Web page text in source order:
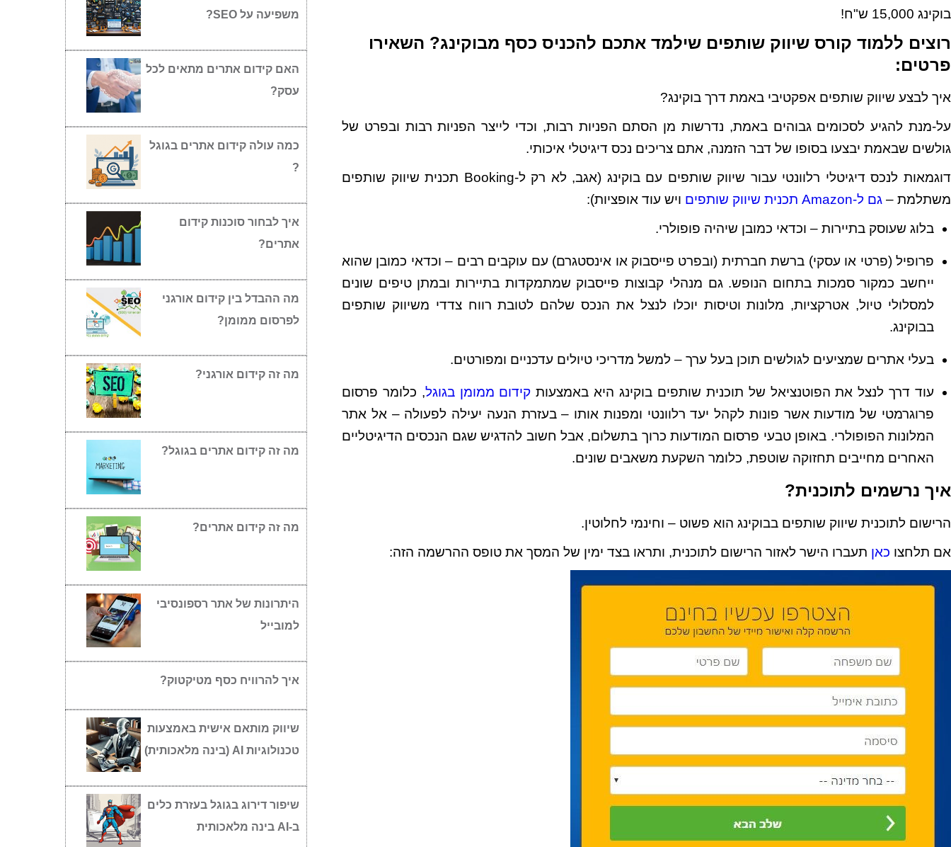
בוקינג 15,000 ש"ח!
רוצים ללמוד קורס שיווק שותפים שילמד אתכם להכניס כסף מבוקינג? השאירו
פרטים:
איך לבצע שיווק שותפים אפקטיבי באמת דרך בוקינג?
על-מנת להגיע לסכומים גבוהים באמת, נדרשות מן הסתם הפניות רבות, וכדי לייצר הפניות רבות ובפרט של
גולשים שבאמת יבצעו בסופו של דבר הזמנה, אתם צריכים נכס דיגיטלי איכותי.
דוגמאות לנכס דיגיטלי רלוונטי עבור שיווק שותפים עם בוקינג (אגב, לא רק ל-Booking תכנית שיווק שותפים
משתלמת – גם ל-Amazon תכנית שיווק שותפים
ויש עוד אופציות):
בלוג שעוסק בתיירות – וכדאי כמובן שיהיה פופולרי.
פרופיל (פרטי או עסקי) ברשת חברתית (ובפרט פייסבוק או אינסטגרם) עם עוקבים רבים – וכדאי כמובן שהוא
ייחשב כמקור סמכות בתחום הנופש. גם מנהלי קבוצות פייסבוק שמתמקדות בתיירות ובמתן טיפים שונים
למסלולי טיול, אטרקציות, מלונות וטיסות יוכלו לנצל את הנכס שלהם לטובת רווח צדדי משיווק שותפים
בבוקינג.
בעלי אתרים שמציעים לגולשים תוכן בעל ערך – למשל מדריכי טיולים עדכניים ומפורטים.
עוד דרך לנצל את הפוטנציאל של תוכנית שותפים בוקינג היא באמצעות קידום ממומן בגוגל, כלומר פרסום
פרוגרמטי של מודעות אשר פונות לקהל יעד רלוונטי ומפנות אותו – בעזרת הנעה יעילה לפעולה – אל אתר
המלונות הפופולרי. באופן טבעי פרסום המודעות כרוך בתשלום, אבל חשוב להדגיש שגם הנכסים הדיגיטליים
האחרים מחייבים תחזוקה שוטפת, כלומר השקעת משאבים שונים.
איך נרשמים לתוכנית?
הרישום לתוכנית שיווק שותפים בבוקינג הוא פשוט – וחינמי לחלוטין.
אם תלחצו כאן תעברו הישר לאזור הרישום לתוכנית, ותראו בצד ימין של המסך את טופס ההרשמה הזה:
משפיעה על SEO?
האם קידום אתרים מתאים לכל
עסק?
כמה עולה קידום אתרים בגוגל
?
איך לבחור סוכנות קידום
אתרים?
מה ההבדל בין קידום אורגני
לפרסום ממומן?
מה זה קידום אורגני?
מה זה קידום אתרים בגוגל?
מה זה קידום אתרים?
היתרונות של אתר רספונסיבי
למובייל
איך להרוויח כסף מטיקטוק?
שיווק מותאם אישית באמצעות
טכנולוגיות AI (בינה מלאכותית)
שיפור דירוג בגוגל בעזרת כלים
ב-AI בינה מלאכותית